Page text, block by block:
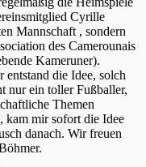
Cyrille
Mannschaft , sondern
des Camerounais
Kameruner).
entstand die Idee, solch
nur ein toller Fußballer,
Themen
kam mir sofort die Idee
danach. Wir freuen